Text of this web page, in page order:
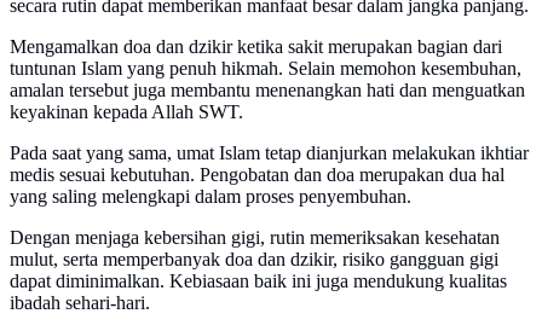
secara rutin dapat memberikan manfaat besar dalam jangka panjang.
Mengamalkan doa dan dzikir ketika sakit merupakan bagian dari
tuntunan Islam yang penuh hikmah. Selain memohon kesembuhan,
amalan tersebut juga membantu menenangkan hati dan menguatkan
keyakinan kepada Allah SWT.
Pada saat yang sama, umat Islam tetap dianjurkan melakukan ikhtiar
medis sesuai kebutuhan. Pengobatan dan doa merupakan dua hal
yang saling melengkapi dalam proses penyembuhan.
Dengan menjaga kebersihan gigi, rutin memeriksakan kesehatan
mulut, serta memperbanyak doa dan dzikir, risiko gangguan gigi
dapat diminimalkan. Kebiasaan baik ini juga mendukung kualitas
ibadah sehari-hari.